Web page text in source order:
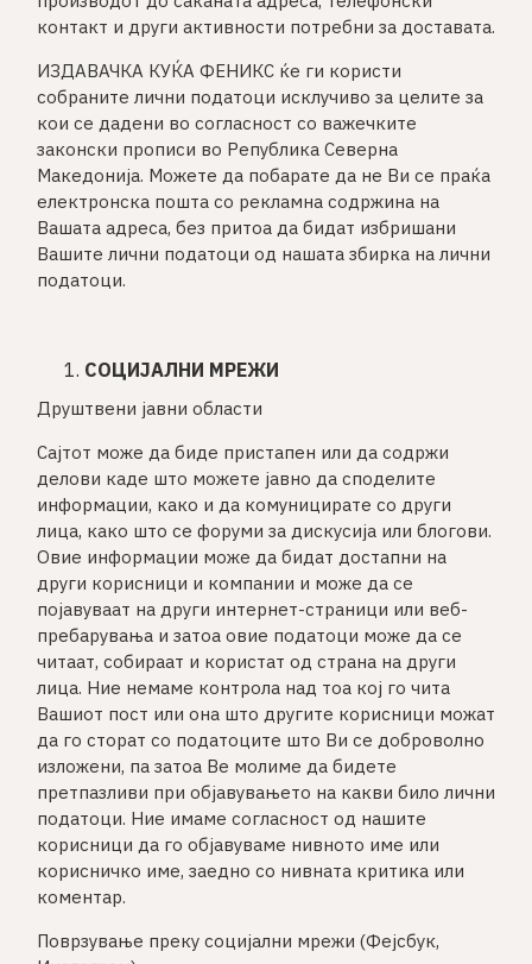
контакт и други активности потребни за доставата.
ИЗДАВАЧКА КУЌА ФЕНИКС ќе ги користи
собраните лични податоци исклучиво за целите за
кои се дадени во согласност со важечките
законски прописи во Република Северна
Македонија. Можете да побарате да не Ви се праќа
електронска пошта со рекламна содржина на
Вашата адреса, без притоа да бидат избришани
Вашите лични податоци од нашата збирка на лични
податоци.
СОЦИЈАЛНИ МРЕЖИ
Друштвени јавни области
Сајтот може да биде пристапен или да содржи
делови каде што можете јавно да споделите
информации, како и да комуницирате со други
лица, како што се форуми за дискусија или блогови.
Овие информации може да бидат достапни на
други корисници и компании и може да се
појавуваат на други интернет-страници или веб-
пребарувања и затоа овие податоци може да се
читаат, собираат и користат од страна на други
лица. Ние немаме контрола над тоа кој го чита
Вашиот пост или она што другите корисници можат
да го сторат со податоците што Ви се доброволно
изложени, па затоа Ве молиме да бидете
претпазливи при објавувањето на какви било лични
податоци. Ние имаме согласност од нашите
корисници да го објавуваме нивното име или
корисничко име, заедно со нивната критика или
коментар.
Поврзување преку социјални мрежи (Фејсбук,